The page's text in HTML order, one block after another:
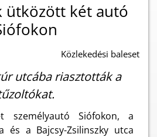
ütközött két autó
Közlekedési baleset
utcába riasztották a
személyautó Siófokon, a
és a Bajcsy-Zsilinszky utca